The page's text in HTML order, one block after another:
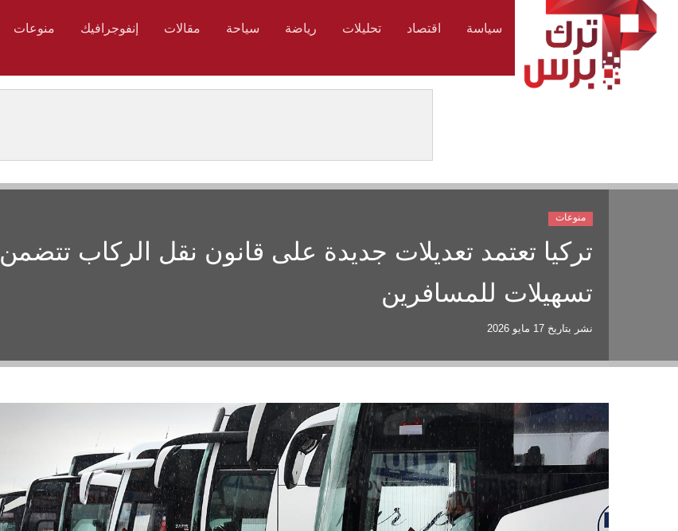
سياسة اقتصاد تحليلات رياضة سياحة مقالات إنفوجرافيك منوعات
تركيا تعتمد تعديلات جديدة على قانون نقل الركاب تتضمن
تسهيلات للمسافرين
نشر بتاريخ 17 مايو 2026
منوعات